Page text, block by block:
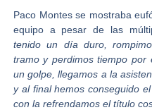
Paco Montesse mostraba
equipo a pesar de las
tenido un día duro,
tramo y perdimos tiempo por
un golpe, llegamos a la
y al final hemos conseguido
con la refrendamos el título